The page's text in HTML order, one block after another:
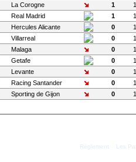
La Corogne 1
1
Real Madrid 1
1
Hercules Alicante 0
1
Villarreal 0
1
Malaga 0
1
Getafe 0
1
Levante 0
1
Racing Santander 0
1
Sporting de Gijon 0 1
Règlement Les